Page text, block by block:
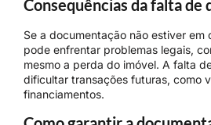
Consequências da falta de
Se a documentação não estiver em
pode enfrentar problemas legais,
mesmo a perda do imóvel. A falta
dificultar transações futuras, como
financiamentos.